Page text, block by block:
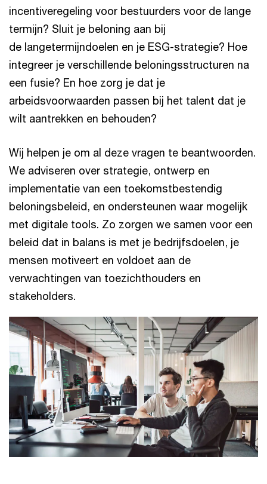
incentiveregeling voor bestuurders voor de lange
termijn? Sluit je beloning aan bij
de langetermijndoelen en je ESG-strategie? Hoe
integreer je verschillende beloningsstructuren na
een fusie? En hoe zorg je dat je
arbeidsvoorwaarden passen bij het talent dat je
wilt aantrekken en behouden?
Wij helpen je om al deze vragen te beantwoorden.
We adviseren over strategie, ontwerp en
implementatie van een toekomstbestendig
beloningsbeleid, en ondersteunen waar mogelijk
met digitale tools. Zo zorgen we samen voor een
beleid dat in balans is met je bedrijfsdoelen, je
mensen motiveert en voldoet aan de
verwachtingen van toezichthouders en
stakeholders.